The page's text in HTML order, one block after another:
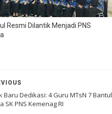
Resmi Dilantik Menjadi PNS
Baru Dedikasi: 4 Guru MTsN 7 Bantul
SK PNS Kemenag RI